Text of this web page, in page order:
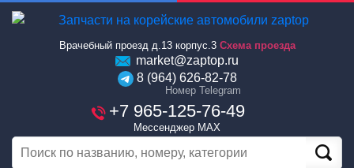
Врачебный проезд д.13 корпус.3 Схема проезда
market@zaptop.ru
8 (964) 626-82-78
Номер Telegram
+7 965-125-76-49
Мессенджер MAX